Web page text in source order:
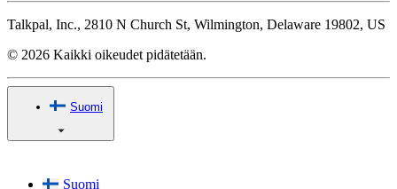
Talkpal, Inc., 2810 N Church St, Wilmington, Delaware 19802, US
© 2026 Kaikki oikeudet pidätetään.
Suomi
Suomi